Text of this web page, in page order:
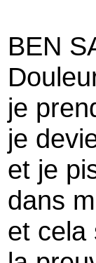
BEN
je
je
et je
dans
et cela